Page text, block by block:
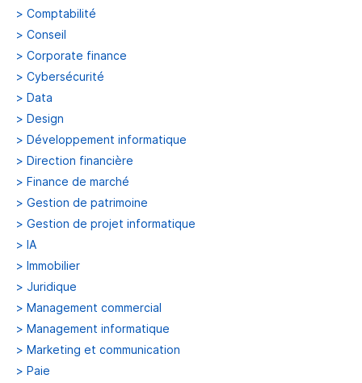
> Comptabilité
> Conseil
> Corporate finance
> Cybersécurité
> Data
> Design
> Développement informatique
> Direction financière
> Finance de marché
> Gestion de patrimoine
> Gestion de projet informatique
> IA
> Immobilier
> Juridique
> Management commercial
> Management informatique
> Marketing et communication
> Paie